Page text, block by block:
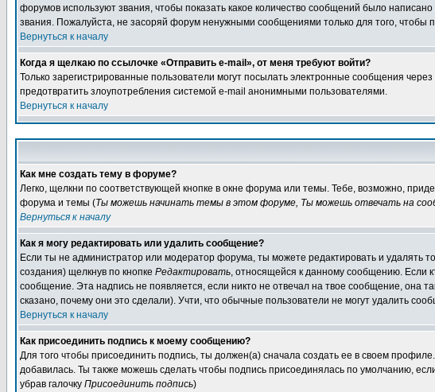
форумов используют звания, чтобы показать какое количество сообщений было
звания. Пожалуйста, не засоряй форум ненужными сообщениями только для того, чтобы
Вернуться к началу
Когда я щелкаю по ссылочке «Отправить e-mail», от меня требуют войти?
Только зарегистрированные пользователи могут посылать электронные сообщения
предотвратить злоупотребления системой e-mail анонимными пользователями.
Вернуться к началу
Как мне создать тему в форуме?
Легко, щелкни по соответствующей кнопке в окне форума или темы. Тебе, возможно,
форума и темы (Ты можешь начинать темы в этом форуме, Ты можешь отвечать на
Вернуться к началу
Как я могу редактировать или удалить сообщение?
Если ты не администратор или модератор форума, ты можете редактировать и удалять
создания) щелкнув по кнопке Редактировать, относящейся к данному сообщению. Если
сообщение. Эта надпись не появляется, если никто не отвечал на твое сообщение, она
сказано, почему они это сделали). Учти, что обычные пользователи не могут удалить
Вернуться к началу
Как присоединить подпись к моему сообщению?
Для того чтобы присоединить подпись, ты должен(а) сначала создать ее в своем
добавилась. Ты также можешь сделать чтобы подпись присоединялась по умолчанию,
убрав галочку Присоединить подпись)